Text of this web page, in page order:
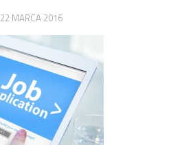
22 MARCA 2016